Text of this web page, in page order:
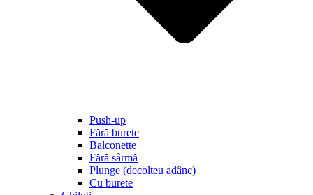
Push-up
Fără burete
Balconette
Fără sârmă
Plunge (decolteu adânc)
Cu burete